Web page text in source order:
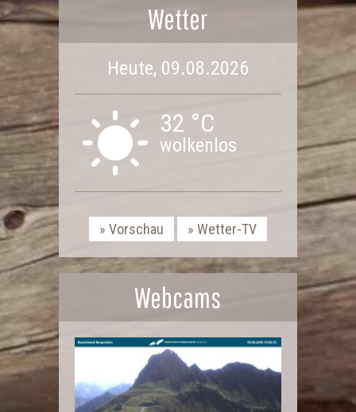
Wetter
Heute, 09.08.2026
32 °C
wolkenlos
Vorschau Wetter-TV
Webcams